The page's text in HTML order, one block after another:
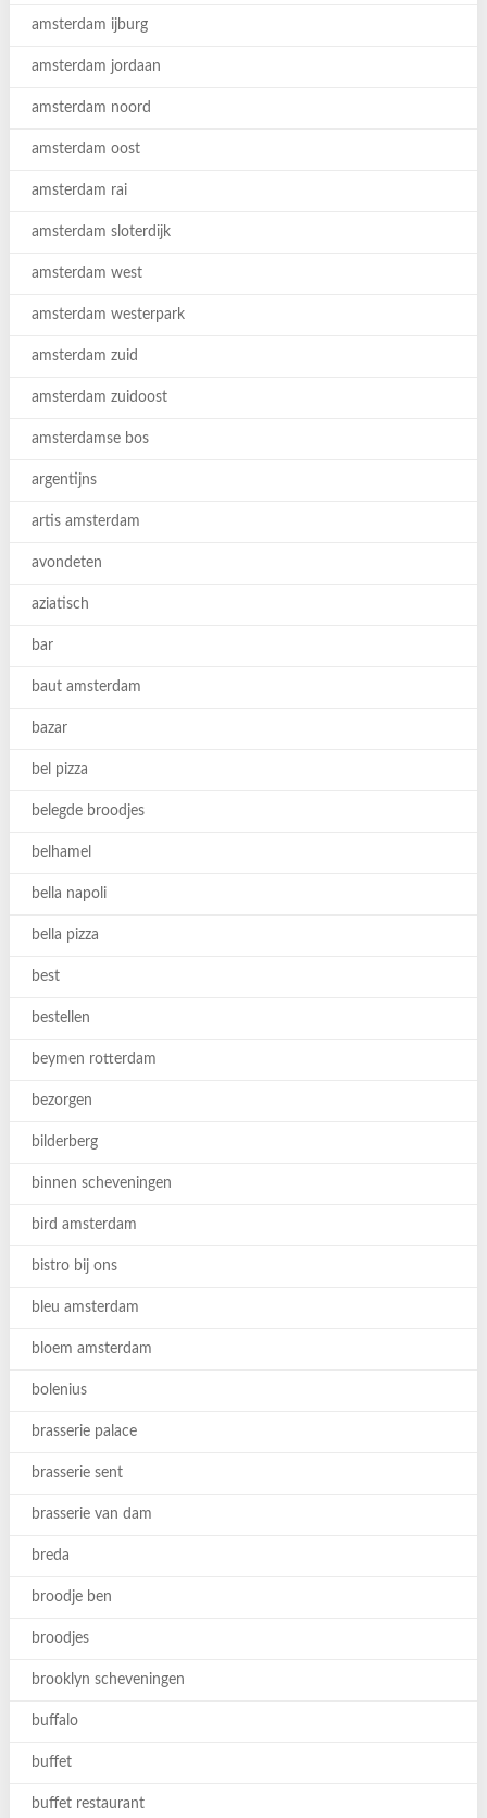
amsterdam ijburg
amsterdam jordaan
amsterdam noord
amsterdam oost
amsterdam rai
amsterdam sloterdijk
amsterdam west
amsterdam westerpark
amsterdam zuid
amsterdam zuidoost
amsterdamse bos
argentijns
artis amsterdam
avondeten
aziatisch
bar
baut amsterdam
bazar
bel pizza
belegde broodjes
belhamel
bella napoli
bella pizza
best
bestellen
beymen rotterdam
bezorgen
bilderberg
binnen scheveningen
bird amsterdam
bistro bij ons
bleu amsterdam
bloem amsterdam
bolenius
brasserie palace
brasserie sent
brasserie van dam
breda
broodje ben
broodjes
brooklyn scheveningen
buffalo
buffet
buffet restaurant